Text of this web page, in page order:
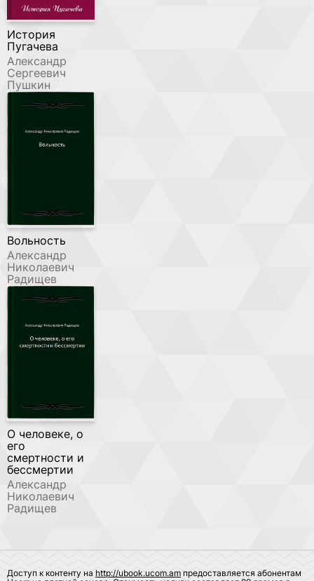
История
Пугачева
Александр
Сергеевич
Пушкин
Вольность
Александр
Николаевич
Радищев
О человеке, о
его
смертности и
бессмертии
Александр
Николаевич
Радищев
Доступ к контенту на http://ubook.ucom.am предоставляется абонентам